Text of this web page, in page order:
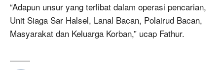
“Adapun unsur yang terlibat dalam operasi pencarian,
Unit Siaga Sar Halsel, Lanal Bacan, Polairud Bacan,
Masyarakat dan Keluarga Korban,” ucap Fathur.